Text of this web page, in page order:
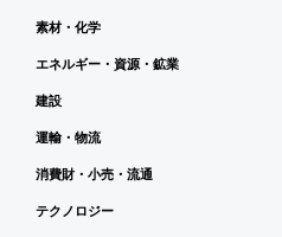
素材・化学
エネルギー・資源・鉱業
建設
運輸・物流
消費財・小売・流通
テクノロジー